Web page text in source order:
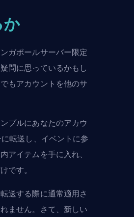
ガポールサーバー限定
問に思っているかもし
もアカウントを他のサ
プルにあなたのアカウ
転送し、イベントに参
アイテムを手に入れ、
です。
送する際に通常適用さ
ません。さて、新しい